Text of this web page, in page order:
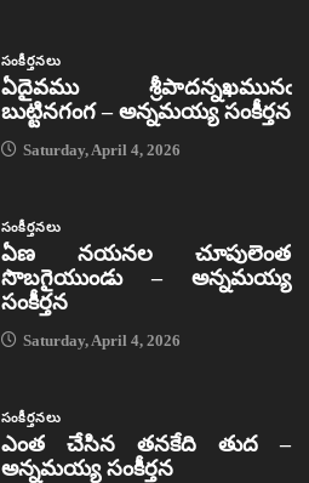
సంకీర్తనలు
ఏదైవము శ్రీపాదన్నఖమునఁ
బుట్టినగంగ – అన్నమయ్య సంకీర్తన
Saturday, April 4, 2026
సంకీర్తనలు
ఏణ నయనల చూపులెంత
సొబగైయుండు – అన్నమయ్య
సంకీర్తన
Saturday, April 4, 2026
సంకీర్తనలు
ఎంత చేసిన తనకేది తుద –
అన్నమయ్య సంకీర్తన